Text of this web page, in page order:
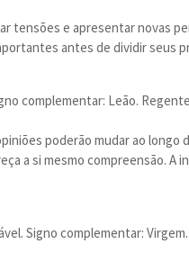
tensões e apresentar novas
antes de dividir seus
complementar: Leão.
poderão mudar ao
a si mesmo compreensão. A
Signo complementar: